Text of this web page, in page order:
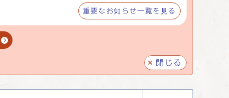
重要なお知らせ一覧を見る
閉じる